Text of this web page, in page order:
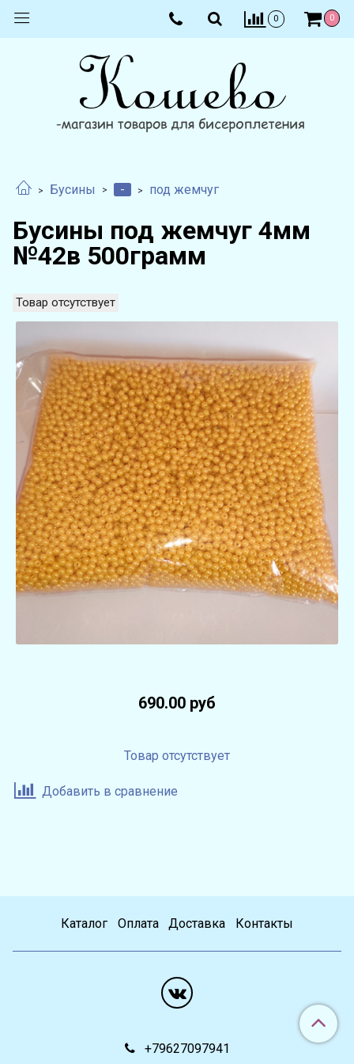
0 0
Бусины - под жемчуг
Бусины под жемчуг 4мм
№42в 500грамм
Товар отсутствует
690.00 руб
Товар отсутствует
Добавить в сравнение
Каталог Оплата Доставка Контакты
+79627097941